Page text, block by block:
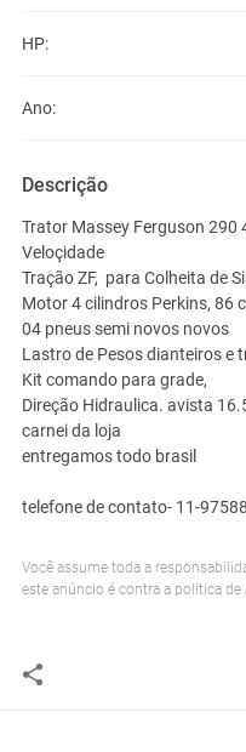
HP:
Ano:
Descrição
Trator Massey Ferguson 290
Veloçidade
Tração ZF, para Colheita de
Motor 4 cilindros Perkins, 86
04 pneus semi novos novos
Lastro de Pesos dianteiros e
Kit comando para grade,
Direção Hidraulica. avista
carnei da loja
entregamos todo brasil
telefone de contato- 11-
Você assume toda a
este anúncio é contra a política de